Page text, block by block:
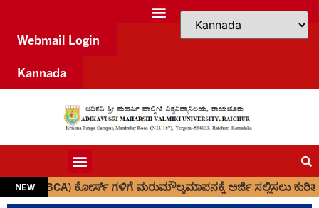
Webmail Login
Kannada
NEW
BCA) ಕೋರ್ಸ್ ಗಳಿಗೆ ಮರುಮೌಲ್ಯಮಾಪನಕ್ಕೆ ಅರ್ಜಿ ಸಲ್ಲಿಸಲು ಕುರಿತು.